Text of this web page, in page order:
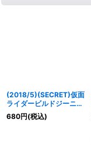
(2018/5)(SECRET)仮面
ライダービルドジーニア
スフォーム【X-SEC】
{CB06-X06}《多》
680円(税込)